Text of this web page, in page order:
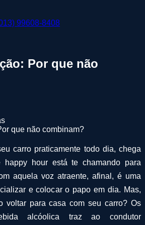
99608-8408
Por que não
carro praticamente todo dia, chega
hour está te chamando para
aquela voz atraente, afinal, é uma
e colocar o papo em dia. Mas,
voltar para casa com seu carro? Os
alcóolica traz ao condutor